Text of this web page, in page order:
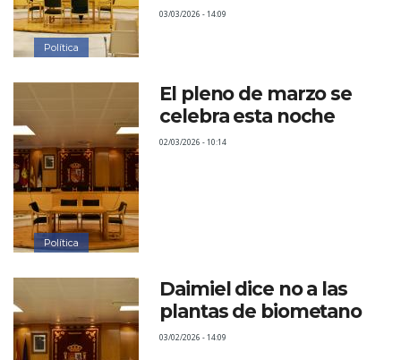
Política
03/03/2026 - 14:09
Política
El pleno de marzo se
celebra esta noche
02/03/2026 - 10:14
Daimiel dice no a las
plantas de biometano
03/02/2026 - 14:09